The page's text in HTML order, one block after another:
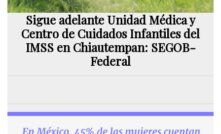
Sigue adelante Unidad Médica y
Centro de Cuidados Infantiles del
IMSS en Chiautempan: SEGOB-
Federal